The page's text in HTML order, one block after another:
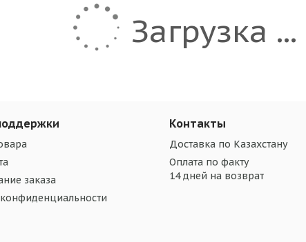
Загрузка ...
заказа
Контакты
Доставка по Казахстану
Оплата по факту
14 дней на возврат